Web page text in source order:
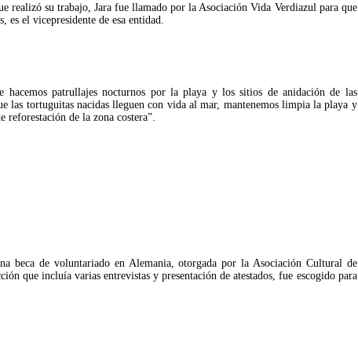
realizó su trabajo, Jara fue llamado por la Asociación Vida Verdiazul para que
es el vicepresidente de esa entidad.
hacemos patrullajes nocturnos por la playa y los sitios de anidación de las
las tortuguitas nacidas lleguen con vida al mar, mantenemos limpia la playa y
de la zona costera”.
beca de voluntariado en Alemania, otorgada por la Asociación Cultural de
que incluía varias entrevistas y presentación de atestados, fue escogido para